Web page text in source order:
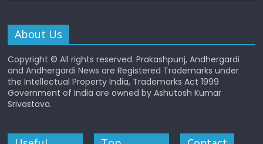
About Us
Copyright © All rights reserved. Prakashpunj, Andhergardi
and Andhergardi News are Registered Trademarks under
the Intellectual Property India, Trademarks Act 1999
Government of India are owned by Ashutosh Kumar
Srivastava.